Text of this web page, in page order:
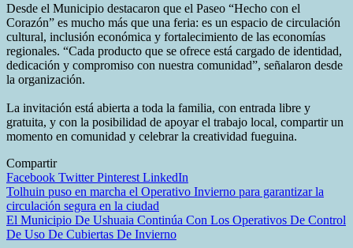
Desde el Municipio destacaron que el Paseo “Hecho con el
Corazón” es mucho más que una feria: es un espacio de circulación
cultural, inclusión económica y fortalecimiento de las economías
regionales. “Cada producto que se ofrece está cargado de identidad,
dedicación y compromiso con nuestra comunidad”, señalaron desde
la organización.
La invitación está abierta a toda la familia, con entrada libre y
gratuita, y con la posibilidad de apoyar el trabajo local, compartir un
momento en comunidad y celebrar la creatividad fueguina.
Compartir
Facebook TwitterPinterest LinkedIn
Navegación
de
entradas
Tolhuin puso en marcha el Operativo Invierno para garantizar la
circulación segura en la ciudad
El Municipio De Ushuaia Continúa Con Los Operativos De Control
De Uso De Cubiertas De Invierno